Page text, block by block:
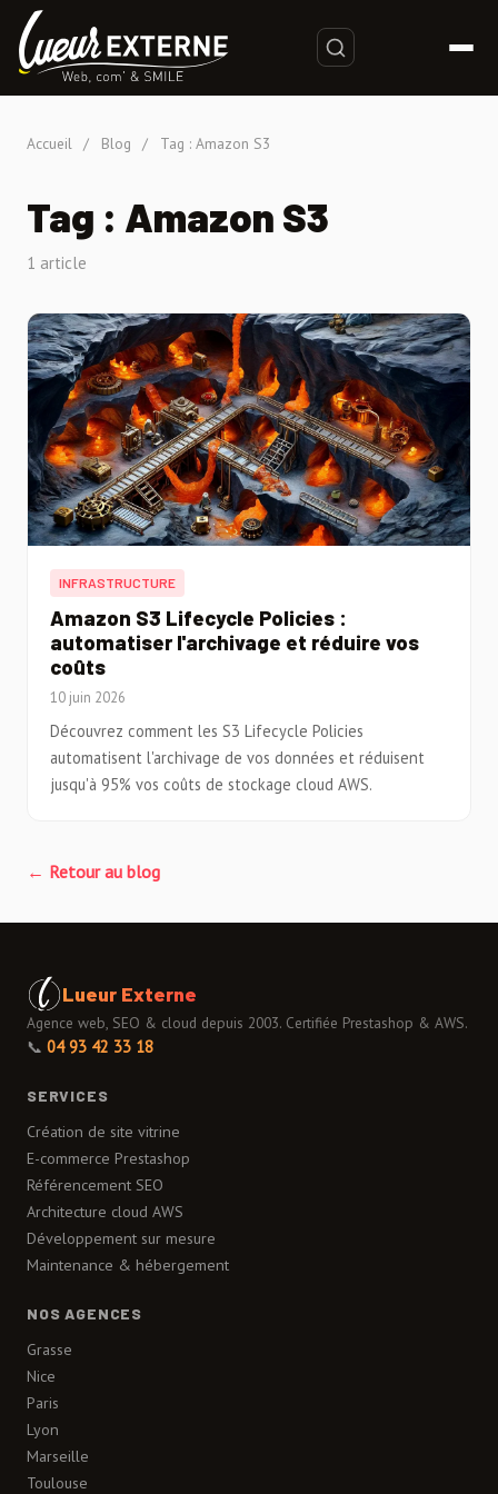
Accueil / Blog / Tag : Amazon S3
Tag : Amazon S3
1 article
INFRASTRUCTURE
Amazon S3 Lifecycle Policies :
automatiser l'archivage et réduire vos
coûts
10 juin 2026
Découvrez comment les S3 Lifecycle Policies
automatisent l'archivage de vos données et réduisent
jusqu'à 95% vos coûts de stockage cloud AWS.
← Retour au blog
Lueur Externe
Agence web, SEO & cloud depuis 2003. Certifiée Prestashop & AWS.
📞 04 93 42 33 18
SERVICES
Création de site vitrine
E-commerce Prestashop
Référencement SEO
Architecture cloud AWS
Développement sur mesure
Maintenance & hébergement
NOS AGENCES
Grasse
Nice
Paris
Lyon
Marseille
Toulouse